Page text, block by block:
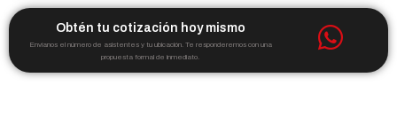
Obtén tu cotización hoy mismo
Envíanos el número de asistentes y tu ubicación. Te responderemos con una
propuesta formal de inmediato.